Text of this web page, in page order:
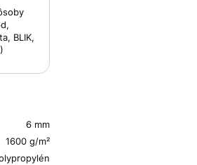
BLIK,
6 mm
1600 g/m²